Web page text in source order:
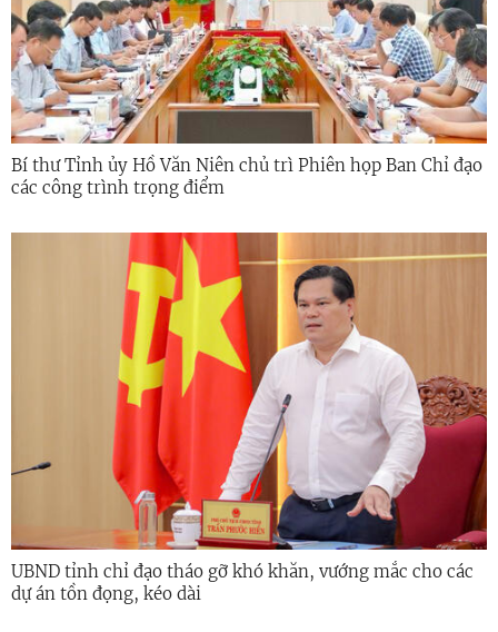
Bí thư Tỉnh ủy Hồ Văn Niên chủ trì Phiên họp Ban Chỉ đạo
các công trình trọng điểm
UBND tỉnh chỉ đạo tháo gỡ khó khăn, vướng mắc cho các
dự án tồn đọng, kéo dài